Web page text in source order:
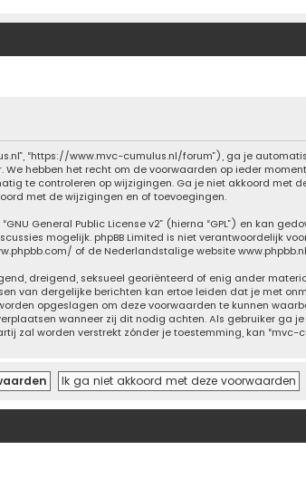
“https://www.mvc-cumulus.nl/forum”), ga je
hebben het recht om de voorwaarden op ieder
te controleren op wijzigingen. Ga je niet akkoord met
met de wijzigingen en of toevoegingen.
GNU General Public License v2” (hierna “GPL”) en kan
mogelijk. phpBB Limited is niet verantwoordelijk
of de Nederlandstalige websitewww.phpbb.nl
dreigend, seksueel georiënteerd of enig ander
van dergelijke berichten kan ertoe leiden dat je met
opgeslagen om deze voorwaarden te kunnen
wanneer zij dit nodig achten. Als gebruiker ga
worden verstrekt zónder je toestemming, kan “mvc-